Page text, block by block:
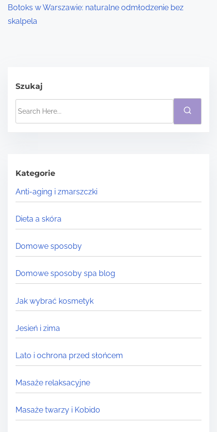
Botoks w Warszawie: naturalne odmłodzenie bez
skalpela
Szukaj
h
H
e
r
e
.
.
.
Kategorie
Anti-aging i zmarszczki
Dieta a skóra
Domowe sposoby
Domowe sposoby spa blog
Jak wybrać kosmetyk
Jesień i zima
Lato i ochrona przed słońcem
Masaże relaksacyjne
Masaże twarzy i Kobido